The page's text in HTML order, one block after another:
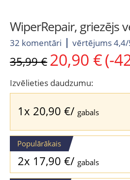
WiperRepair, griezējs
32 komentāri vērtējums 4,4/
35,99€ Original
price
was:
35,99 €.
20,90 € price
20,90
(-
Izvēlieties daudzumu:
1x 20,90 €/ gabals
Populārākais
2x 17,90 €/ gabals